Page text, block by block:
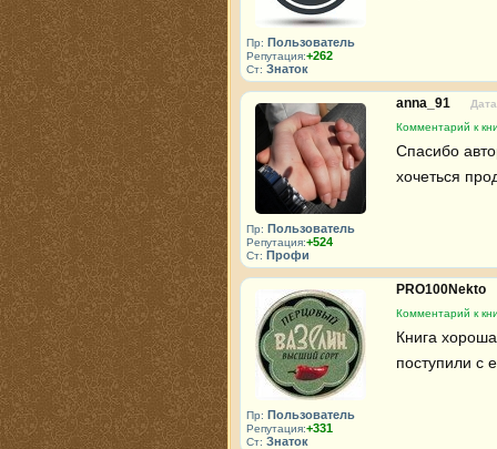
Пр: Пользователь
Репутация:+262
Ст: Знаток
Пр: Пользователь
Репутация:+524
Ст: Профи
anna_91
Комментарий к
Спасибо
хочеться
Пр: Пользователь
Репутация:+331
Ст: Знаток
PRO100Nekto
Комментарий к
Книга
поступили с